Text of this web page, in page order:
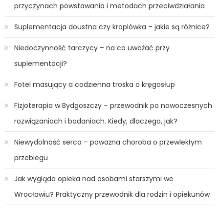
przyczynach powstawania i metodach przeciwdziałania
Suplementacja doustna czy kroplówka – jakie są różnice?
Niedoczynność tarczycy – na co uważać przy
suplementacji?
Fotel masujący a codzienna troska o kręgosłup
Fizjoterapia w Bydgoszczy – przewodnik po nowoczesnych
rozwiązaniach i badaniach. Kiedy, dlaczego, jak?
Niewydolność serca – poważna choroba o przewlekłym
przebiegu
Jak wygląda opieka nad osobami starszymi we
Wrocławiu? Praktyczny przewodnik dla rodzin i opiekunów